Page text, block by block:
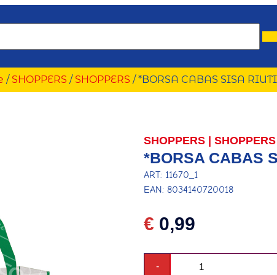
/ SHOPPERS / SHOPPERS / *BORSA CABAS SISA
SHOPPERS SHOPPERS
*BORSA CABAS
ART: 11670_1
EAN: 8034140720018
€ 0,99
-